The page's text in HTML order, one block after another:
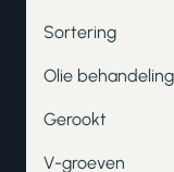
Sortering
Olie behandeling
Gerookt
V-groeven